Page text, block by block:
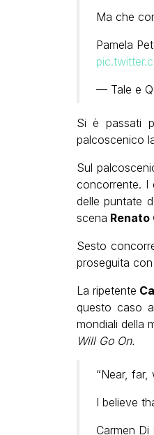
Ma che
Pamela
— Tale e
Si è passati
palcoscenico
Sul
concorrente. I
delle puntate
scena Renato
Sesto
proseguita con
La ripetente
questo caso
mondiali della
Will Go On.
“Near, far,
I believe
Carmen Di